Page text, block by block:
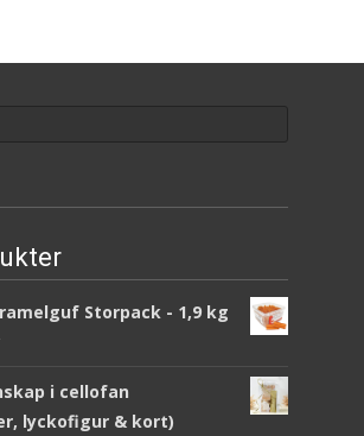
Storpack - 1,9 kg
i cellofan
lyckofigur & kort)